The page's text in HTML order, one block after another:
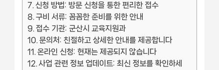
신청 방법: 방문 신청을 통한 편리한 접수
구비 서류: 꼼꼼한 준비를 위한 안내
접수 기관: 군산시 교육지원과
문의처: 친절하고 상세한 안내를 제공합니다
온라인 신청: 현재는 제공되지 않습니다
사업 관련 정보 업데이트: 최신 정보를 확인하세